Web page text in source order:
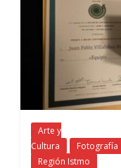
Arte y
Cultura
Fotografía
Región Istmo